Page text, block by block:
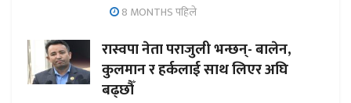
8 MONTHS पहिले
रास्वपा नेता पराजुली भन्छन्- बालेन,
कुलमान र हर्कलाई साथ लिएर अघि
बढ्छौँ